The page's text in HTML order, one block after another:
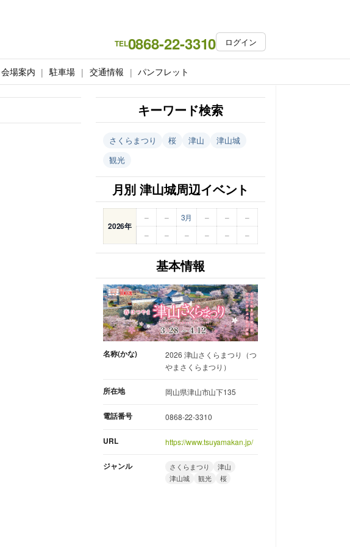
TEL0868-22-3310 ログイン
会場案内 駐車場 交通情報 パンフレット
キーワード検索
さくらまつり 桜 津山
津山城
観光
月別 津山城周辺イベント
2026年
– – 3月 – –
–
–
– – – – –
基本情報
名称(かな)
2026 津山さくらまつり（つ
やまさくらまつり）
所在地 岡山県津山市山下135
電話番号 0868-22-3310
URL https://www.tsuyamakan.jp/
ジャンル さくらまつり
津山
津山城
観光 桜